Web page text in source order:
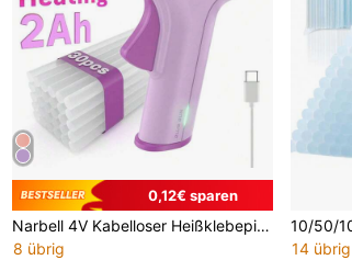
0,12€ sparen
Narbell 4V Kabelloser Heißklebepistole, 12 Sek. Schnellaufheizung, USB-C Ladeanschluss, 2000mAh Eingebauter Akku, 7mm*30 Klebesticks enthalten, Intelligentes Automatisches Ausschalten, ideal für DIY/Basteln/Reparaturprojekte
8 übrig
14 übrig